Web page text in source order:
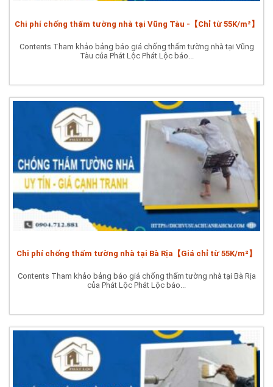
Chi phí chống thấm tường nhà tại Vũng Tàu -【Chỉ từ 55K/m²】
Contents Tham khảo bảng báo giá chống thấm tường nhà tại Vũng
Tàu của Phát Lộc Phát Lộc báo...
Chi phí chống thấm tường nhà tại Bà Rịa【Giá chỉ từ 55K/m²】
Contents Tham khảo bảng báo giá chống thấm tường nhà tại Bà Rịa
của Phát Lộc Phát Lộc báo...